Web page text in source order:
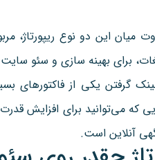
میان این دو نوع ریپورتاژ،
برای بهینه سازی و سئو
گرفتن یکی از فاکتورهای
که می‌توانید برای افزایش
آنلاین است.